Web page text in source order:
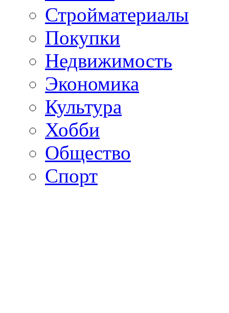
Стройматериалы
Покупки
Недвижимость
Экономика
Культура
Хобби
Общество
Спорт